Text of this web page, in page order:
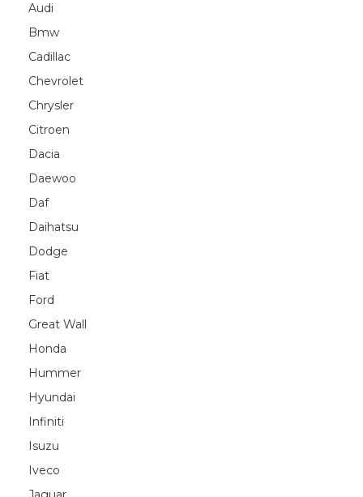
Audi
Bmw
Cadillac
Chevrolet
Chrysler
Citroen
Dacia
Daewoo
Daf
Daihatsu
Dodge
Fiat
Ford
Great Wall
Honda
Hummer
Hyundai
Infiniti
Isuzu
Iveco